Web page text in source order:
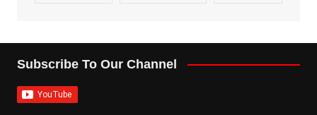
Subscribe To Our Channel